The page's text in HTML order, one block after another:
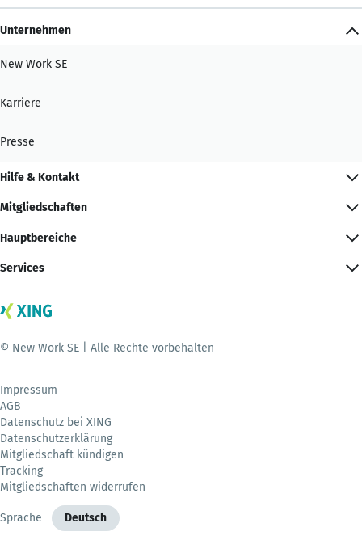
Unternehmen
New Work SE
Karriere
Presse
Hilfe & Kontakt
Mitgliedschaften
Hauptbereiche
Services
© New Work SE | Alle Rechte vorbehalten
Impressum
AGB
Datenschutz bei XING
Datenschutzerklärung
Mitgliedschaft kündigen
Tracking
Mitgliedschaften widerrufen
Sprache Deutsch